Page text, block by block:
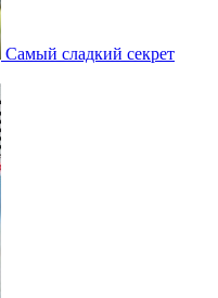
Самый сладкий секрет